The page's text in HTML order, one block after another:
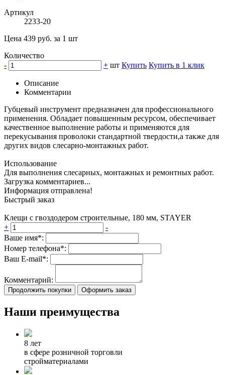
Артикул
2233-20
Цена 439 руб. за 1 шт
Количество
-
+ шт Купить Купить в 1 клик
Описание
Комментарии
Губцевый инструмент предназначен для профессионального
применения. Обладает повышенным ресурсом, обеспечивает
качественное выполнение работы и применяются для
перекусывания проволоки стандартной твердости,а также для
других видов слесарно-монтажных работ.
Использование
Для выполнения слесарных, монтажных и ремонтных работ.
Загрузка комментариев...
Информация отправлена!
Быстрый заказ
Клещи с гвоздодером строительные, 180 мм, STAYER
+
-
Ваше имя*:
Номер телефона*:
Ваш E-mail*:
Комментарий:
Продолжить покупки Оформить заказ
Наши преимущества
8 лет
в сфере розничной торговли
стройматериалами